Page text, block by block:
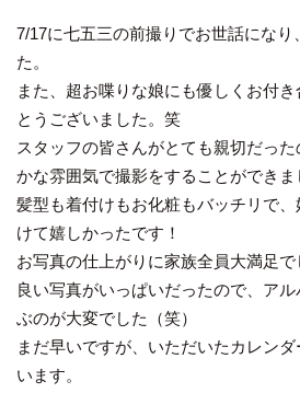
7/17に七五三の前撮りでお世話になり
た。
また、超お喋りな娘にも優しくお付
とうございました。笑
スタッフの皆さんがとても親切だっ
かな雰囲気で撮影をすることができま
髪型も着付けもお化粧もバッチリで
けて嬉しかったです！
お写真の仕上がりに家族全員大満足で
良い写真がいっぱいだったので、ア
ぶのが大変でした（笑）
まだ早いですが、いただいたカレン
います。